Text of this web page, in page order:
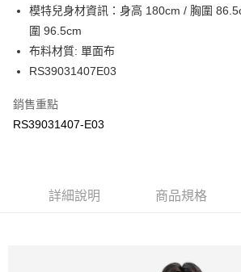
元大商業銀行
永豐商業
玉山商業銀行
台新國際商業銀行
台灣樂天信用卡公司
匯豐（台灣）商業銀行
華泰商業
元大商業銀行
玉山商業銀行
台新國際商業銀行
運送方式
限時免運活動
免運費
限時運費優惠-離島
每筆NT$100
模特兒身材資訊：身高 180cm / 胸圍
圍 96.5cm
布料材質: 單面布
RS39031407E03
銷售重點
RS39031407-E03
詳細說明 商品規格